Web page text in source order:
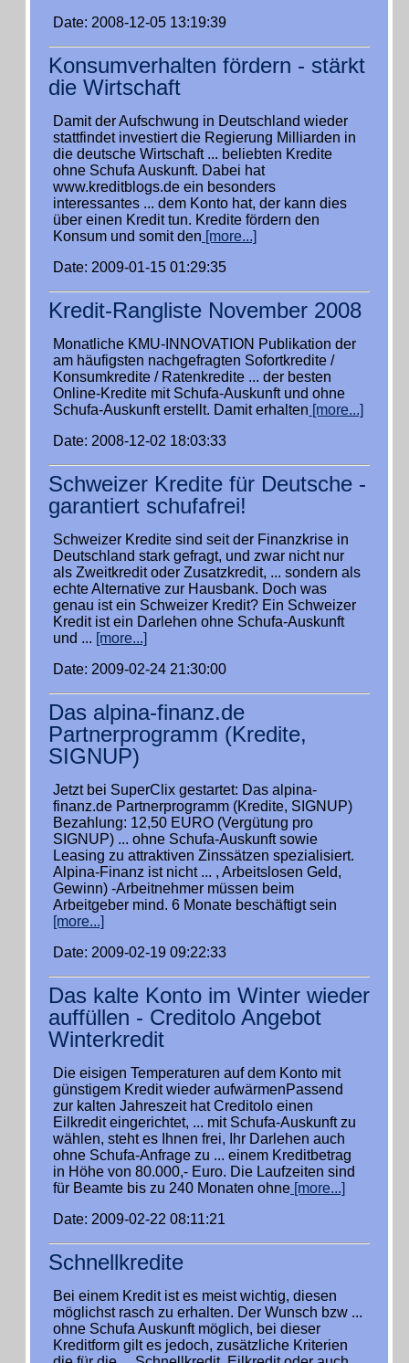
Date: 2008-12-05 13:19:39
Konsumverhalten fördern - stärkt
die Wirtschaft
Damit der Aufschwung in Deutschland wieder
stattfindet investiert die Regierung Milliarden in
die deutsche Wirtschaft ... beliebten Kredite
ohne Schufa Auskunft. Dabei hat
www.kreditblogs.de ein besonders
interessantes ... dem Konto hat, der kann dies
über einen Kredit tun. Kredite fördern den
Konsum und somit den [more...]
Date: 2009-01-15 01:29:35
Kredit-Rangliste November 2008
Monatliche KMU-INNOVATION Publikation der
am häufigsten nachgefragten Sofortkredite /
Konsumkredite / Ratenkredite ... der besten
Online-Kredite mit Schufa-Auskunft und ohne
Schufa-Auskunft erstellt. Damit erhalten [more...]
Date: 2008-12-02 18:03:33
Schweizer Kredite für Deutsche -
garantiert schufafrei!
Schweizer Kredite sind seit der Finanzkrise in
Deutschland stark gefragt, und zwar nicht nur
als Zweitkredit oder Zusatzkredit, ... sondern als
echte Alternative zur Hausbank. Doch was
genau ist ein Schweizer Kredit? Ein Schweizer
Kredit ist ein Darlehen ohne Schufa-Auskunft
und ... [more...]
Date: 2009-02-24 21:30:00
Das alpina-finanz.de
Partnerprogramm (Kredite,
SIGNUP)
Jetzt bei SuperClix gestartet: Das alpina-
finanz.de Partnerprogramm (Kredite, SIGNUP)
Bezahlung: 12,50 EURO (Vergütung pro
SIGNUP) ... ohne Schufa-Auskunft sowie
Leasing zu attraktiven Zinssätzen spezialisiert.
Alpina-Finanz ist nicht ... , Arbeitslosen Geld,
Gewinn) -Arbeitnehmer müssen beim
Arbeitgeber mind. 6 Monate beschäftigt sein
[more...]
Date: 2009-02-19 09:22:33
Das kalte Konto im Winter wieder
auffüllen - Creditolo Angebot
Winterkredit
Die eisigen Temperaturen auf dem Konto mit
günstigem Kredit wieder aufwärmenPassend
zur kalten Jahreszeit hat Creditolo einen
Eilkredit eingerichtet, ... mit Schufa-Auskunft zu
wählen, steht es Ihnen frei, Ihr Darlehen auch
ohne Schufa-Anfrage zu ... einem Kreditbetrag
in Höhe von 80.000,- Euro. Die Laufzeiten sind
für Beamte bis zu 240 Monaten ohne [more...]
Date: 2009-02-22 08:11:21
Schnellkredite
Bei einem Kredit ist es meist wichtig, diesen
möglichst rasch zu erhalten. Der Wunsch bzw ...
ohne Schufa Auskunft möglich, bei dieser
Kreditform gilt es jedoch, zusätzliche Kriterien